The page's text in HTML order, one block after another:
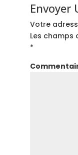
Envoyer
Votre
Les champs
*